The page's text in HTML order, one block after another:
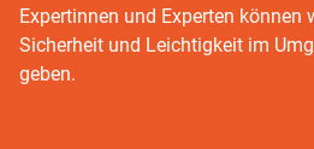
Expertinnen und Experten können
Sicherheit und Leichtigkeit im
geben.